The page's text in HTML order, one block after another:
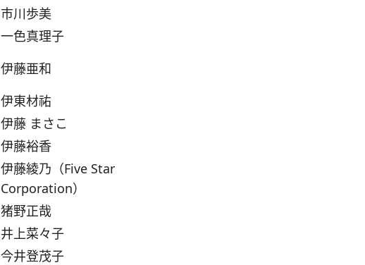
市川歩美
一色真理子
伊藤亜和
伊東材祐
伊藤 まさこ
伊藤裕香
伊藤綾乃（Five Star
Corporation）
猪野正哉
井上菜々子
今井登茂子